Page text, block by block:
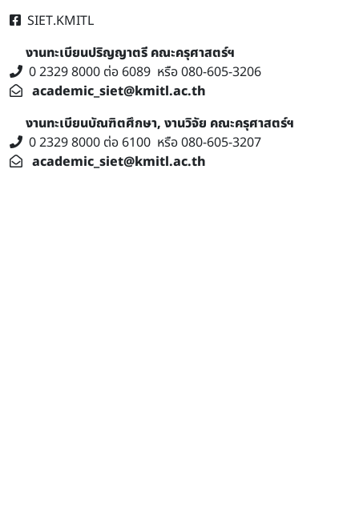
SIET.KMITL
งานทะเบียนปริญญาตรี คณะครุศาสตร์ฯ
0 2329 8000 ต่อ 6089 หรือ 080-605-3206
academic_siet@kmitl.ac.th
งานทะเบียนบัณฑิตศึกษา, งานวิจัย คณะครุศาสตร์ฯ
0 2329 8000 ต่อ 6100 หรือ 080-605-3207
academic_siet@kmitl.ac.th